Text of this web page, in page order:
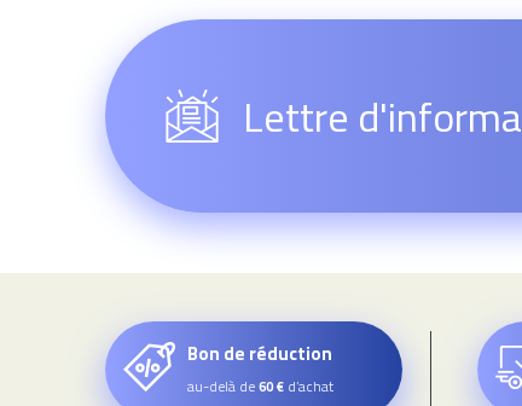
Lettre
Bon de réduction
au-delà de60 € d’achat